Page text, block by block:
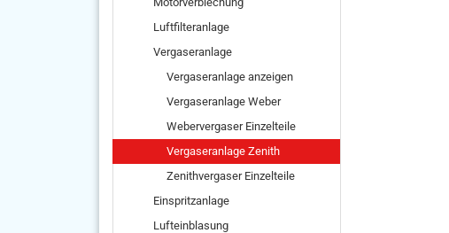
Luftfilteranlage
Vergaseranlage
Vergaseranlage anzeigen
Vergaseranlage Weber
Webervergaser Einzelteile
Vergaseranlage Zenith
Zenithvergaser Einzelteile
Einspritzanlage
Lufteinblasung